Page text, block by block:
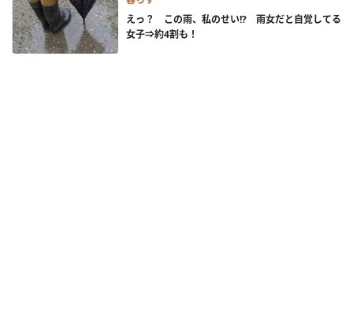
えっ？ この雨、私のせい!? 雨女だと自覚してる
女子⇒約4割も！